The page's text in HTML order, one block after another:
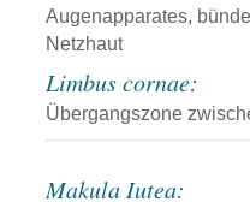
Augenapparates,
Netzhaut
Limbus cornae:
Übergangszone
Makula Iutea: